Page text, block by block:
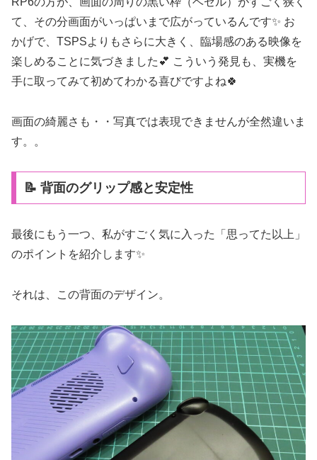
て、その分画面がいっぱいまで広がっているんです✨ お
かげで、TSPSよりもさらに大きく、臨場感のある映像を
楽しめることに気づきました💕 こういう発見も、実機を
手に取ってみて初めてわかる喜びですよね🍀
画面の綺麗さも・・写真では表現できませんが全然違いま
す。。
📝 背面のグリップ感と安定性
最後にもう一つ、私がすごく気に入った「思ってた以上」
のポイントを紹介します✨
それは、この背面のデザイン。